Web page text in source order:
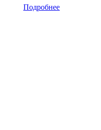
Подробнее